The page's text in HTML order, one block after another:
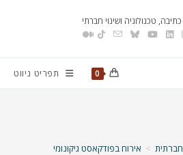
כתיבה, טכנולוגיה ושינוי חברתי
0 תפריט ניווט
> אירוח בפודקאסט גיקונומי